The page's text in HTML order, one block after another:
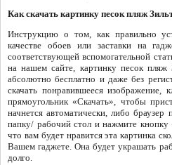
Как скачать картинку песок пляж
Инструкцию о том, как правильно
качестве обоев или заставки на
соответствующей вспомогательной
на нашем сайте, картинку песок
абсолютно бесплатно и даже без
скачать понравившееся изображение,
прямоугольник «Скачать», чтобы
начнется автоматически, либо
папку/ рабочий стол и нажмите
что вам будет нравится эта картинка
Вашем гаджете. Она будет украшать
долго.